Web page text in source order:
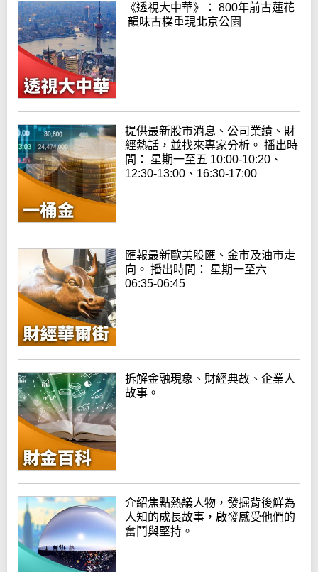
《透視大中華》： 800年前古蓮花
韻味古樸重現北京公園
提供最新股市消息、公司業績、財
經熱話，並找來專家分析。 播出時
間： 星期一至五 10:00-10:20、
12:30-13:00、16:30-17:00
匯報最新歐美股匯、金市及油市走
向。 播出時間： 星期一至六
06:35-06:45
拆解金融現象、財經典故、企業人
故事。
介紹焦點熱議人物，發掘背後鮮為
人知的成長故事，啟發感受他們的
奮鬥與堅持。